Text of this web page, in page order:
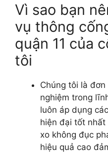
Vì sao bạn
vụ thông
quận 11 của
tôi
Chúng tôi là
nghiệm trong
luôn áp dụng
hiện đại tốt nhất
xo không đục
hiệu quả cao